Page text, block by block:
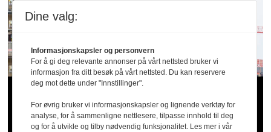
20 alvorlige fall­
ulykker siden april: –
Dine valg:
Informasjonskapsler og personvern
For å gi deg relevante annonser på vårt nettsted bruker vi
informasjon fra ditt besøk på vårt nettsted. Du kan reservere
deg mot dette under "Innstillinger".
For øvrig bruker vi informasjonskapsler og lignende verktøy for
analyse, for å sammenligne nettlesere, tilpasse innhold til deg
og for å utvikle og tilby nødvendig funksjonalitet. Les mer i vår